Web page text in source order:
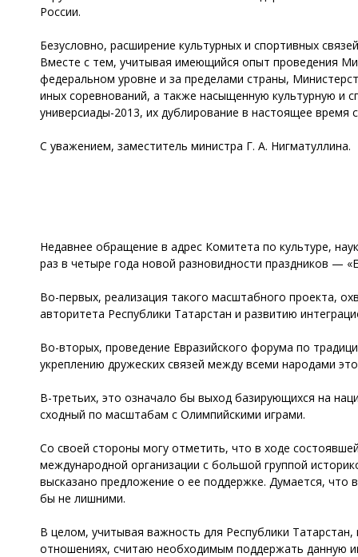
России.
Безусловно, расширение культурных и спортивных
Вместе с тем, учитывая имеющийся опыт проведения
федеральном уровне и за пределами страны,
иных соревнований, а также насыщенную культурную и
универсиады-2013, их дублирование в настоящее время
С уважением, заместитель министра Г. А. Нигматуллина.
Недавнее обращение в адрес Комитета по культуре,
раз в четыре года новой разновидности праздников —
Во-первых, реализация такого масштабного проекта,
авторитета Республики Татарстан и развитию
Во-вторых, проведение Евразийского форума по
укреплению дружеских связей между всеми народами
В-третьих, это означало бы выход базирующихся на
сходный по масштабам с Олимпийскими играми.
Со своей стороны могу отметить, что в ходе
международной организации с большой группой
высказано предложение о ее поддержке. Думается, что
бы не лишними.
В целом, учитывая важность для Республики
отношениях, считаю необходимым поддержать данную